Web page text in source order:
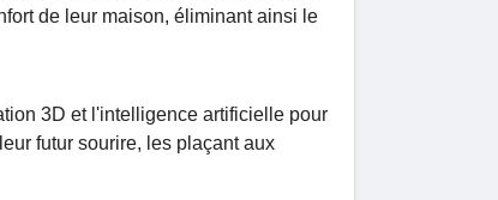
de leur maison, éliminant ainsi le
3D et l'intelligence artificielle pour
futur sourire, les plaçant aux